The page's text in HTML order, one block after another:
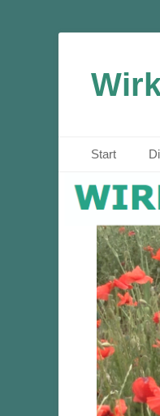
Inhalt
Start